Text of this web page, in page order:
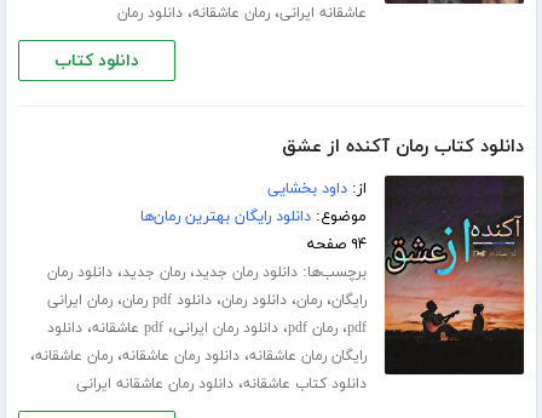
عاشقانه ایرانی،رمان عاشقانه،دانلود رمان
دانلود کتاب
دانلود کتاب رمان آکنده از عشق
از:داود بخشایی
موضوع:دانلود رایگان بهترین رمان‌ها
۹۴ صفحه
برچسب‌ها:دانلود رمان جدید،رمان جدید،دانلود رمان
رایگان،رمان،دانلود رمان،دانلود pdf رمان ،رمان ایرانی
pdf،رمان pdf ،دانلود رمان ایرانی،pdf عاشقانه ،دانلود
رایگان رمان عاشقانه،دانلود رمان عاشقانه،رمان عاشقانه،
دانلود کتاب عاشقانه،دانلود رمان عاشقانه ایرانی